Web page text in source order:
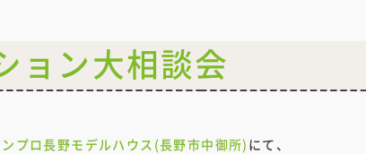
ョン大相談会
ロ長野モデルハウス(長野市中御所) にて、